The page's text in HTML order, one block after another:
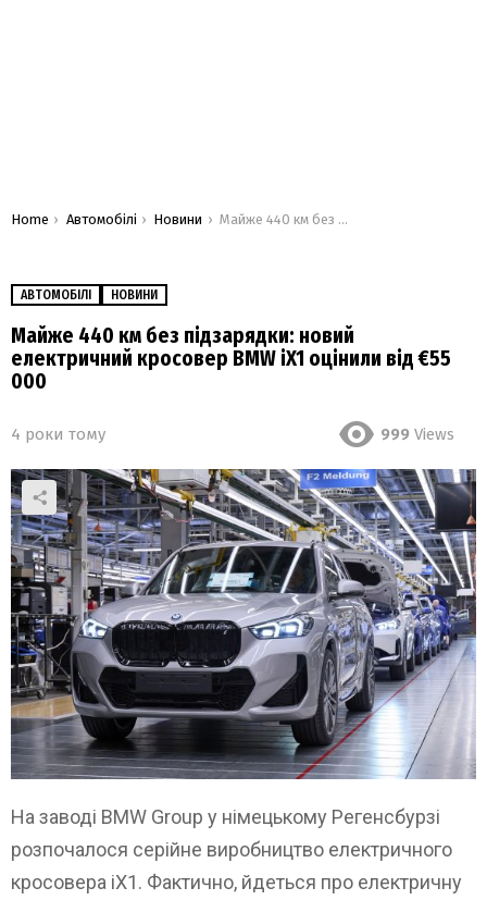
You are here:
Home Автомобілі Новини Майже 440 км без підзарядки: новий електричний кросовер BMW iX1 оцінили від €55 000
АВТОМОБІЛІ НОВИНИ
Майже 440 км без підзарядки: новий
електричний кросовер BMW iX1 оцінили від €55
000
4 роки тому 999 Views
На заводі BMW Group у німецькому Регенсбурзі
розпочалося серійне виробництво електричного
кросовера iX1. Фактично, йдеться про електричну